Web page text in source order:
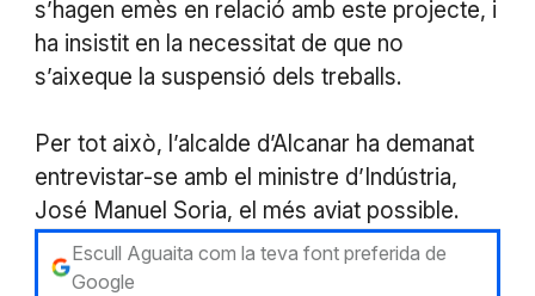
s’hagen emès en relació amb este projecte, i
ha insistit en la necessitat de que no
s’aixeque la suspensió dels treballs.
Per tot això, l’alcalde d’Alcanar ha demanat
entrevistar-se amb el ministre d’Indústria,
José Manuel Soria, el més aviat possible.
Escull Aguaita com la teva font preferida de
Google